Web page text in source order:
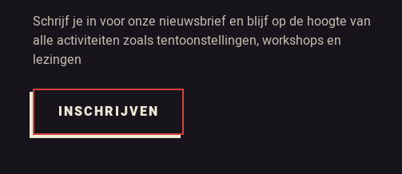
Schrijf je in voor onze nieuwsbrief en blijf op de hoogte van
alle activiteiten zoals tentoonstellingen, workshops en
lezingen
INSCHRIJVEN